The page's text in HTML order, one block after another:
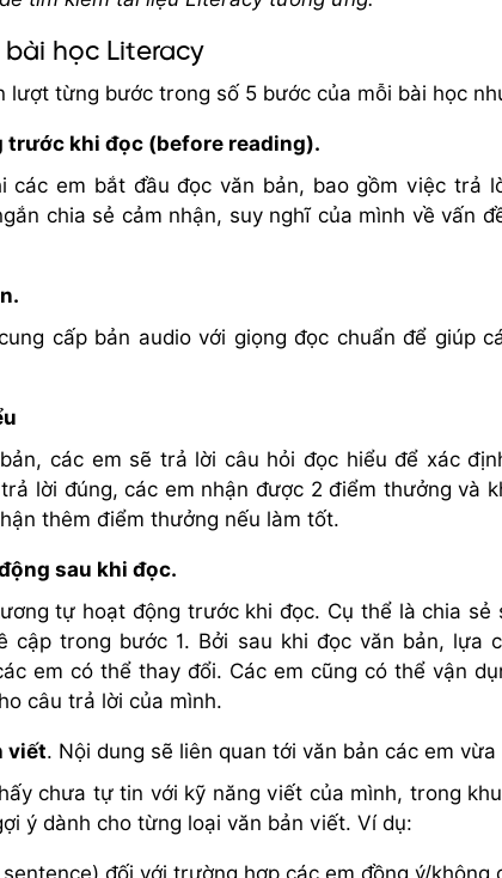
học Literacy
lượt từng bước trong số 5 bước của mỗi bài học
trước khi đọc (before reading).
các em bắt đầu đọc văn bản, bao gồm việc trả
chia sẻ cảm nhận, suy nghĩ của mình về vấn
cấp bản audio với giọng đọc chuẩn để giúp
các em sẽ trả lời câu hỏi đọc hiểu để xác
lời đúng, các em nhận được 2 điểm thưởng và
thêm điểm thưởng nếu làm tốt.
sau khi đọc.
tự hoạt động trước khi đọc. Cụ thể là chia sẻ
cập trong bước 1. Bởi sau khi đọc văn bản, lựa
em có thể thay đổi. Các em cũng có thể vận
câu trả lời của mình.
viết. Nội dung sẽ liên quan tới văn bản các em vừa
chưa tự tin với kỹ năng viết của mình, trong
ý dành cho từng loại văn bản viết. Ví dụ:
đối với trường hợp các em đồng ý/không